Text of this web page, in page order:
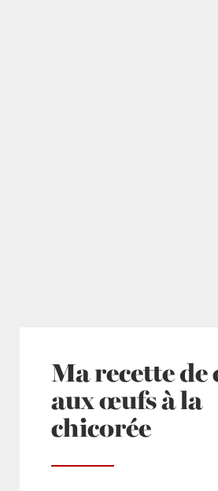
Ma recette de
aux œufs à la
chicorée